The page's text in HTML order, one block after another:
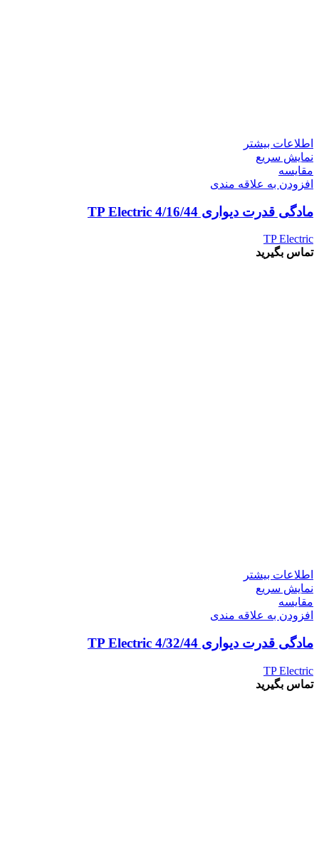
اطلاعات بیشتر
نمایش سریع
مقايسه
افزودن به علاقه مندی
مادگی قدرت دیواری 4/16/44 TP Electric
TP Electric
تماس بگیرید
اطلاعات بیشتر
نمایش سریع
مقايسه
افزودن به علاقه مندی
مادگی قدرت دیواری 4/32/44 TP Electric
TP Electric
تماس بگیرید